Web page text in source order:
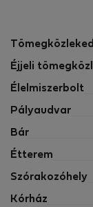
Éjjeli
Élelmiszerbolt
Pályaudvar
Bár
Étterem
Szórakozóhely
Kórház